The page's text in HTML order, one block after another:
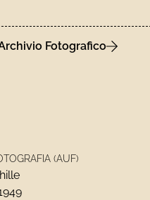
Fotografico
(AUF)